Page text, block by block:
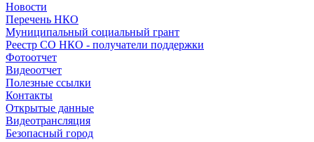
Новости
Перечень НКО
Муниципальный социальный грант
Реестр СО НКО - получатели поддержки
Фотоотчет
Видеоотчет
Полезные ссылки
Контакты
Открытые данные
Видеотрансляция
Безопасный город